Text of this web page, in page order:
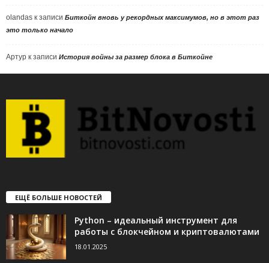
olandas к записи Биткойн вновь у рекордных максимумов, но в этот раз
это только начало
Артур к записи История войны за размер блока в Биткойне
ЕЩЁ БОЛЬШЕ НОВОСТЕЙ
Python – идеальный инструмент для
работы с блокчейном и криптовалютами
18.01.2025